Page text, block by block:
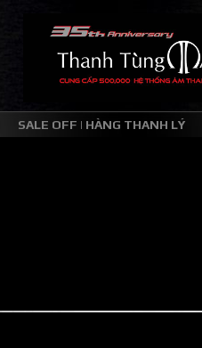
SALE OFF | HÀNG THANH LÝ